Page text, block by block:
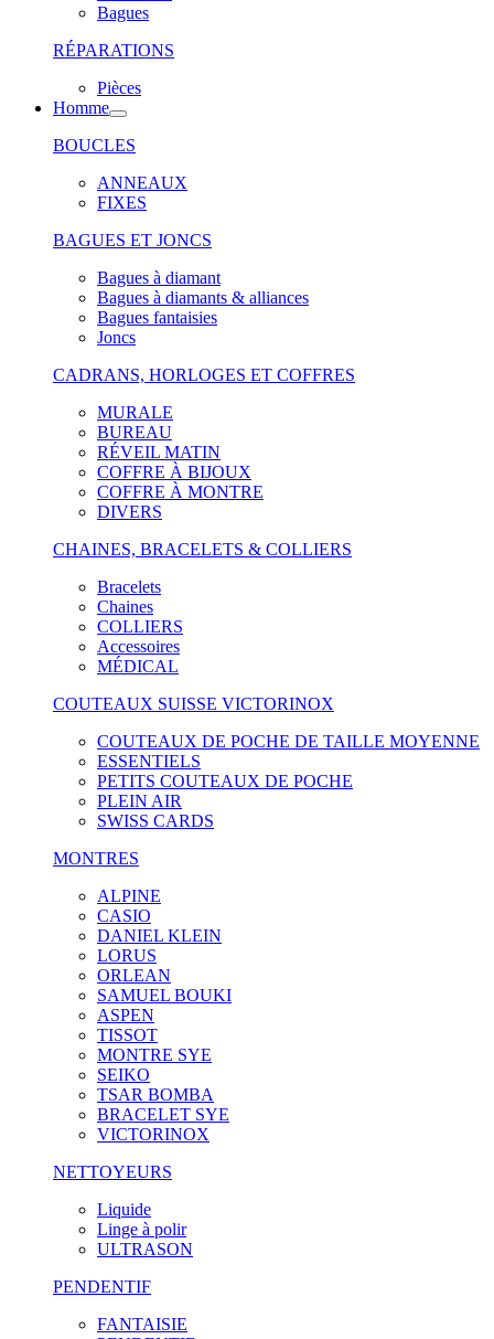
Bagues
RÉPARATIONS
Pièces
Homme
BOUCLES
ANNEAUX
FIXES
BAGUES ET JONCS
Bagues à diamant
Bagues à diamants & alliances
Bagues fantaisies
Joncs
CADRANS, HORLOGES ET COFFRES
MURALE
BUREAU
RÉVEIL MATIN
COFFRE À BIJOUX
COFFRE À MONTRE
DIVERS
CHAINES, BRACELETS & COLLIERS
Bracelets
Chaines
COLLIERS
Accessoires
MÉDICAL
COUTEAUX SUISSE VICTORINOX
COUTEAUX DE POCHE DE TAILLE MOYENNE
ESSENTIELS
PETITS COUTEAUX DE POCHE
PLEIN AIR
SWISS CARDS
MONTRES
ALPINE
CASIO
DANIEL KLEIN
LORUS
ORLEAN
SAMUEL BOUKI
ASPEN
TISSOT
MONTRE SYE
SEIKO
TSAR BOMBA
BRACELET SYE
VICTORINOX
NETTOYEURS
Liquide
Linge à polir
ULTRASON
PENDENTIF
FANTAISIE